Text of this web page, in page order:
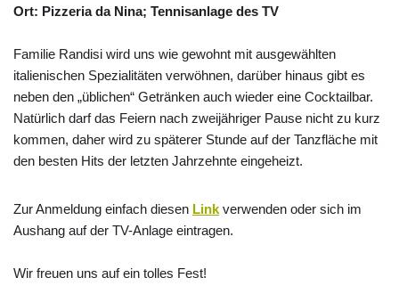
Ort: Pizzeria da Nina; Tennisanlage des TV
Familie Randisi wird uns wie gewohnt mit ausgewählten
italienischen Spezialitäten verwöhnen, darüber hinaus gibt es
neben den „üblichen“ Getränken auch wieder eine Cocktailbar.
Natürlich darf das Feiern nach zweijähriger Pause nicht zu kurz
kommen, daher wird zu späterer Stunde auf der Tanzfläche mit
den besten Hits der letzten Jahrzehnte eingeheizt.
Zur Anmeldung einfach diesen Link verwenden oder sich im
Aushang auf der TV-Anlage eintragen.
Wir freuen uns auf ein tolles Fest!